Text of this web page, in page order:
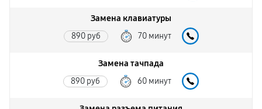
Замена клавиатуры
890 руб 70 минут
Замена тачпада
890 руб 60 минут